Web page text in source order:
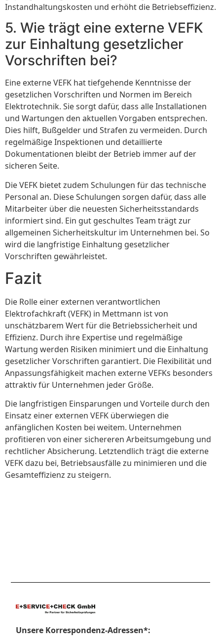
Instandhaltungskosten und erhöht die Betriebseffizienz.
5. Wie trägt eine externe VEFK
zur Einhaltung gesetzlicher
Vorschriften bei?
Eine externe VEFK hat tiefgehende Kenntnisse der
gesetzlichen Vorschriften und Normen im Bereich
Elektrotechnik. Sie sorgt dafür, dass alle Installationen
und Wartungen den aktuellen Vorgaben entsprechen.
Dies hilft, Bußgelder und Strafen zu vermeiden. Durch
regelmäßige Inspektionen und detaillierte
Dokumentationen bleibt der Betrieb immer auf der
sicheren Seite.
Die VEFK bietet zudem Schulungen für das technische
Personal an. Diese Schulungen sorgen dafür, dass alle
Mitarbeiter über die neuesten Sicherheitsstandards
informiert sind. Ein gut geschultes Team trägt zur
allgemeinen Sicherheitskultur im Unternehmen bei. So
wird die langfristige Einhaltung gesetzlicher
Vorschriften gewährleistet.
Fazit
Die Rolle einer externen verantwortlichen
Elektrofachkraft (VEFK) in Mettmann ist von
unschätzbarem Wert für die Betriebssicherheit und
Effizienz. Durch ihre Expertise und regelmäßige
Wartung werden Risiken minimiert und die Einhaltung
gesetzlicher Vorschriften garantiert. Die Flexibilität und
Anpassungsfähigkeit machen externe VEFKs besonders
attraktiv für Unternehmen jeder Größe.
Die langfristigen Einsparungen und Vorteile durch den
Einsatz einer externen VEFK überwiegen die
anfänglichen Kosten bei weitem. Unternehmen
profitieren von einer sichereren Arbeitsumgebung und
rechtlicher Absicherung. Letztendlich trägt die externe
VEFK dazu bei, Betriebsausfälle zu minimieren und die
Gesamteffizienz zu steigern.
Unsere Korrespondenz-Adressen*: